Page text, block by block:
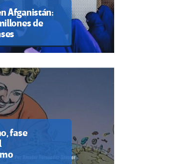
Afganistán:
de
fase